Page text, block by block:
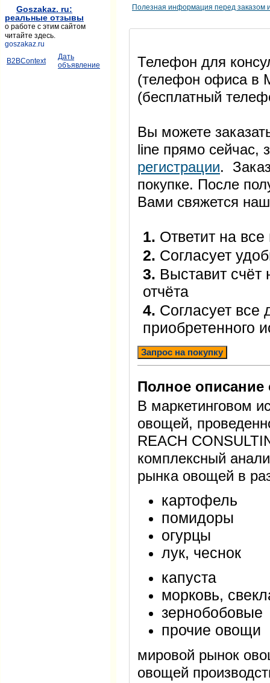
Полезная информация перед заказом
Телефон для
(телефон офиса в
(бесплатный
Вы можете
line прямо
регистрации.
покупке. После
Вами свяжется
1. Ответит на
2. Согласует
3. Выставит счёт
отчёта
4. Согласует все
приобретенного
Запрос на покупку
Полное описание
В маркетинговом
овощей,
REACH
комплексный
рынка овощей в
картофель
помидоры
огурцы
лук, чеснок
капуста
морковь,
зернобобовые
прочие овощи
мировой рынок
овощей
Goszakaz. ru:
реальные отзывы
о работе с этим сайтом
читайте здесь.
goszakaz.ru
B2BContext
Дать
объявление